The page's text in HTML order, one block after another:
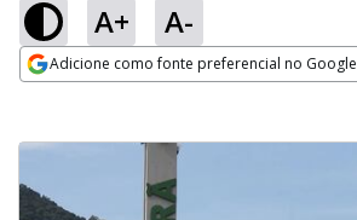
A+ A-
Adicione como fonte preferencial no Google